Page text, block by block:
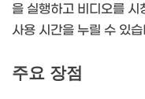
을 실행하고 비디오를
사용 시간을 누릴 수 있습
주요 장점